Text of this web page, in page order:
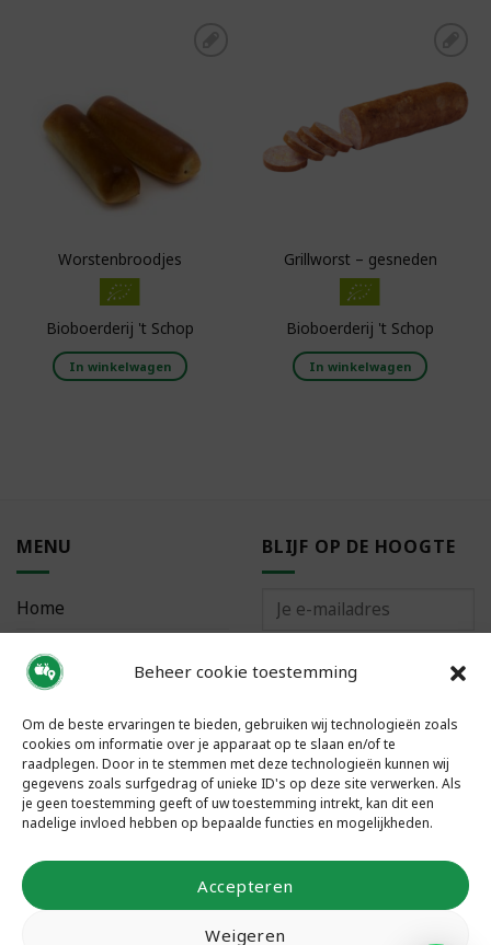
Beheer cookie toestemming
Om de beste ervaringen te bieden, gebruiken wij technologieën zoals
cookies om informatie over je apparaat op te slaan en/of te
raadplegen. Door in te stemmen met deze technologieën kunnen wij
gegevens zoals surfgedrag of unieke ID's op deze site verwerken. Als
je geen toestemming geeft of uw toestemming intrekt, kan dit een
nadelige invloed hebben op bepaalde functies en mogelijkheden.
Accepteren
Weigeren
Worstenbroodjes
Bioboerderij 't Schop
In winkelwagen
boodschappenlijst
Grillworst – gesneden
Bioboerderij 't Schop
In winkelwagen
MENU
Home
Bestellen
Meest gestelde vragen
BLIJF OP DE HOOGTE
VOLG ONS